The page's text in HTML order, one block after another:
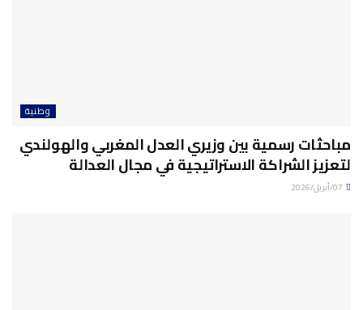
وطنية
مباحثات رسمية بين وزيري العدل المغربي والهولندي
لتعزيز الشراكة الاستراتيجية في مجال العدالة